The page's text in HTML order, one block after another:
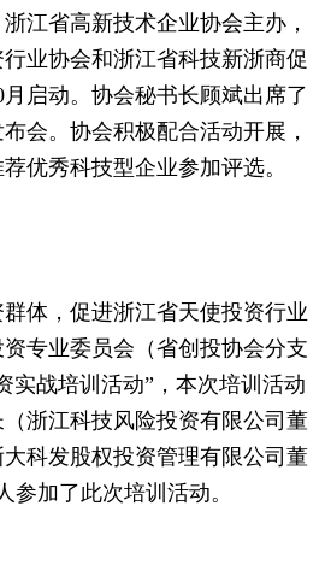
江省高新技术企业协会主办，
业协会和浙江省科技新浙商促
启动。协会秘书长顾斌出席了
会。协会积极配合活动开展，
优秀科技型企业参加评选。
体，促进浙江省天使投资行业
专业委员会（省创投协会分支
实战培训活动”，本次培训活动
浙江科技风险投资有限公司董
科发股权投资管理有限公司董
参加了此次培训活动。